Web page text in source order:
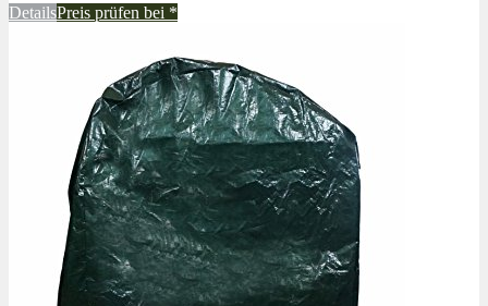
DetailsPreis prüfen bei *